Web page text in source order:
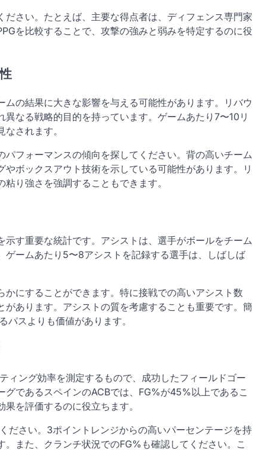
さい。たとえば、主要な得点者は、ディフェンス専門家
を比較することで、攻撃の強みと弱みを特定するのに役
の結果に大きな影響を与える可能性があります。リバウ
なる戦略的目的を持っています。ゲームあたり7〜10リ
されます。
フォーマンスの傾向を探してください。背の高いチーム
ボックスアウト技術を示している可能性があります。リ
り強さを強調することもできます。
す重要な統計です。アシストは、選手がボールをチーム
ゲームあたり5〜8アシストを記録する選手は、しばしば
にすることができます。特に接戦での高いアシスト数
あります。アシストの質を考慮することも重要です。簡
スよりも価値があります。
ィング効率を測定するもので、成功したフィールドゴー
であるスペインのACBでは、FG%が45%以上であるこ
を評価するのに役立ちます。
ださい。3ポイントレンジからの高いパーセンテージを持
また、クランチ状況でのFG%も確認してください。こ